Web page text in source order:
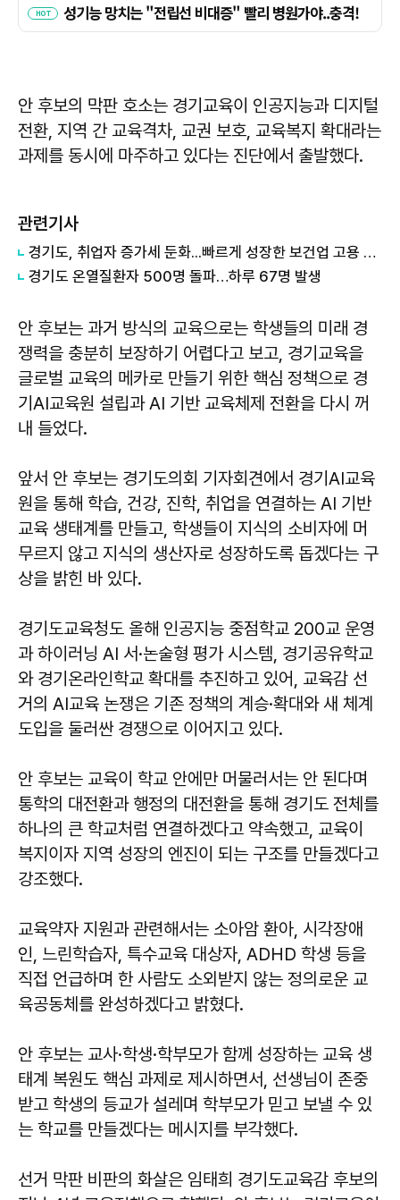
안 후보의 막판 호소는 경기교육이 인공지능과 디지털
전환, 지역 간 교육격차, 교권 보호, 교육복지 확대라는
과제를 동시에 마주하고 있다는 진단에서 출발했다.
관련기사
경기도, 취업자 증가세 둔화...빠르게 성장한 보건업 고용 주춤 영향
경기도 온열질환자 500명 돌파…하루 67명 발생
안 후보는 과거 방식의 교육으로는 학생들의 미래 경
쟁력을 충분히 보장하기 어렵다고 보고, 경기교육을
글로벌 교육의 메카로 만들기 위한 핵심 정책으로 경
기AI교육원 설립과 AI 기반 교육체제 전환을 다시 꺼
내 들었다.
앞서 안 후보는 경기도의회 기자회견에서 경기AI교육
원을 통해 학습, 건강, 진학, 취업을 연결하는 AI 기반
교육 생태계를 만들고, 학생들이 지식의 소비자에 머
무르지 않고 지식의 생산자로 성장하도록 돕겠다는 구
상을 밝힌 바 있다.
경기도교육청도 올해 인공지능 중점학교 200교 운영
과 하이러닝 AI 서·논술형 평가 시스템, 경기공유학교
와 경기온라인학교 확대를 추진하고 있어, 교육감 선
거의 AI교육 논쟁은 기존 정책의 계승·확대와 새 체계
도입을 둘러싼 경쟁으로 이어지고 있다.
안 후보는 교육이 학교 안에만 머물러서는 안 된다며
통학의 대전환과 행정의 대전환을 통해 경기도 전체를
하나의 큰 학교처럼 연결하겠다고 약속했고, 교육이
복지이자 지역 성장의 엔진이 되는 구조를 만들겠다고
강조했다.
교육약자 지원과 관련해서는 소아암 환아, 시각장애
인, 느린학습자, 특수교육 대상자, ADHD 학생 등을
직접 언급하며 한 사람도 소외받지 않는 정의로운 교
육공동체를 완성하겠다고 밝혔다.
안 후보는 교사·학생·학부모가 함께 성장하는 교육 생
태계 복원도 핵심 과제로 제시하면서, 선생님이 존중
받고 학생의 등교가 설레며 학부모가 믿고 보낼 수 있
는 학교를 만들겠다는 메시지를 부각했다.
선거 막판 비판의 화살은 임태희 경기도교육감 후보의